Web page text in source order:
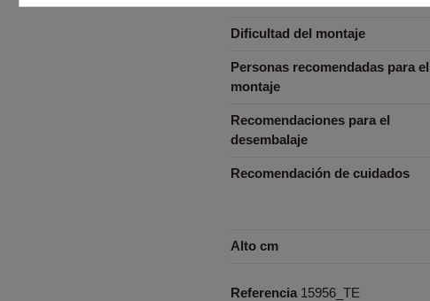
Dificultad del montaje
Personas recomendadas para el
montaje
Recomendaciones para el
desembalaje
Recomendación de cuidados
Alto cm
Referencia 15956_TE